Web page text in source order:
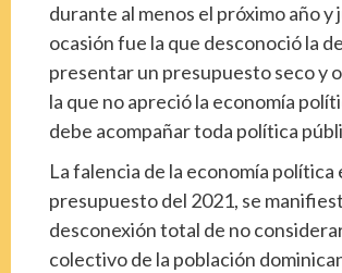
durante al menos el próximo año y
ocasión fue la que desconoció la
presentar un presupuesto seco y
la que no apreció la economía
debe acompañar toda política
La falencia de la economía política
presupuesto del 2021, se
desconexión total de no
colectivo de la población